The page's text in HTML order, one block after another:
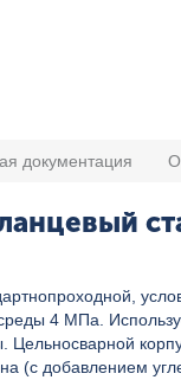
документация
4 МПа.
(с добавлением